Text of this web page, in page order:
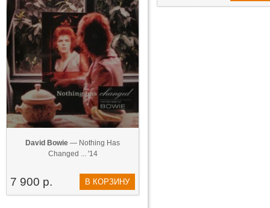
David Bowie — Nothing Has
Changed ... '14
7 900 р. В КОРЗИНУ